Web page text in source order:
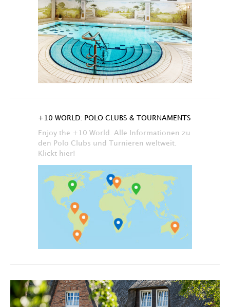
+10 WORLD: POLO CLUBS & TOURNAMENTS
Enjoy the +10 World. Alle Informationen zu
den Polo Clubs und Turnieren weltweit.
Klickt hier!